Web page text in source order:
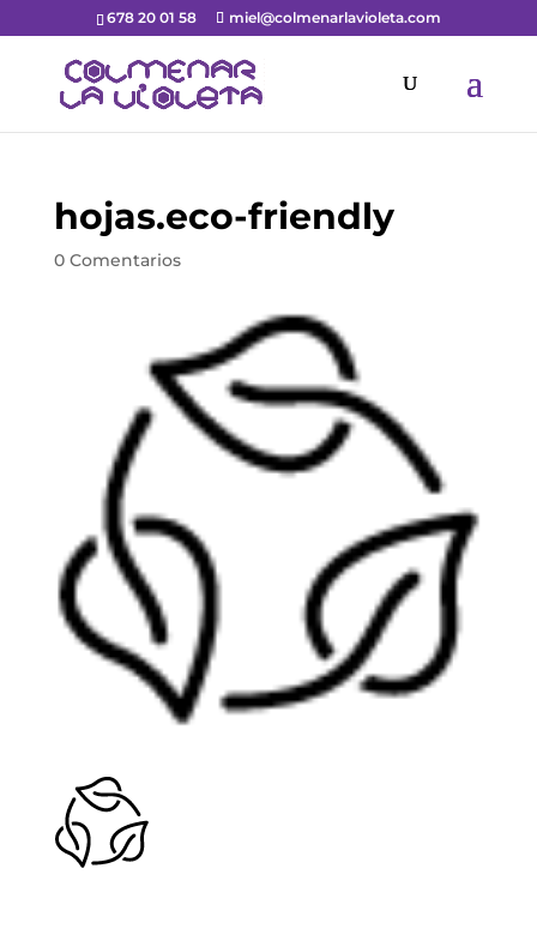
678 20 01 58 miel@colmenarlavioleta.com
hojas.eco-friendly
0 Comentarios